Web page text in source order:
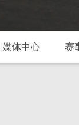
媒体中心 赛